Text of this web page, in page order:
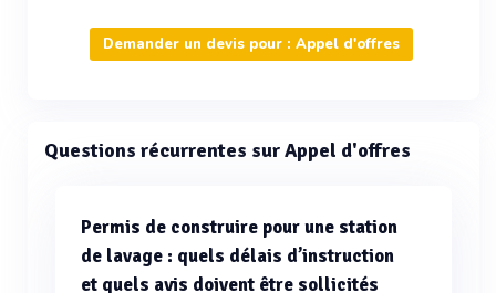
Demander un devis pour : Appel d'offres
Questions récurrentes sur Appel d'offres
Permis de construire pour une station
de lavage : quels délais d’instruction
et quels avis doivent être sollicités